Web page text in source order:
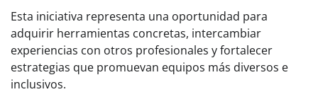
Esta iniciativa representa una oportunidad para
adquirir herramientas concretas, intercambiar
experiencias con otros profesionales y fortalecer
estrategias que promuevan equipos más diversos e
inclusivos.